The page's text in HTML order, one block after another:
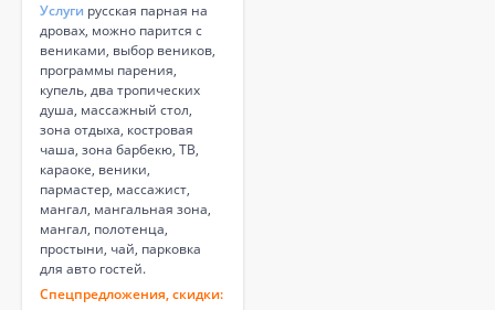
Услуги русская парная на
дровах, можно парится с
вениками, выбор веников,
программы парения,
купель, два тропических
душа, массажный стол,
зона отдыха, костровая
чаша, зона барбекю, ТВ,
караоке, веники,
пармастер, массажист,
мангал, мангальная зона,
мангал, полотенца,
простыни, чай, парковка
для авто гостей.
Спецпредложения, скидки: